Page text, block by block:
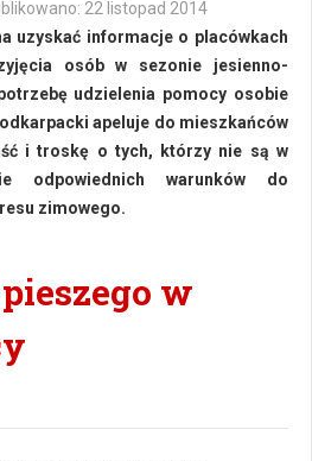
22 listopad 2014
uzyskać informacje o placówkach
osób w sezonie jesienno-
udzielenia pomocy osobie
apeluje do mieszkańców
i troskę o tych, którzy nie są w
odpowiednich warunków do
zimowego.
w